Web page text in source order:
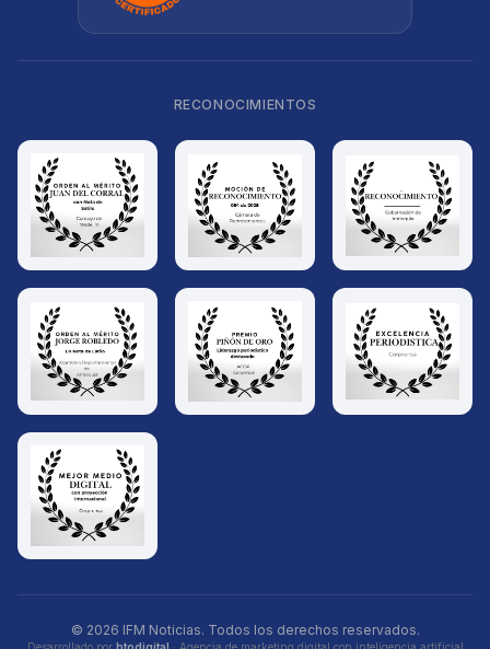
RECONOCIMIENTOS
© 2026 IFM Noticias. Todos los derechos reservados.
Desarrollado por btodigital · Agencia de marketing digital con inteligencia artificial